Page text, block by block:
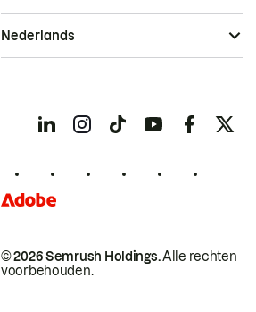
© 2026 Semrush Holdings.Alle rechten
voorbehouden.
Nederlands